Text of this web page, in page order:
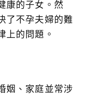
康的子女。然
了不孕夫婦的難
上的問題。
姻、家庭並常涉